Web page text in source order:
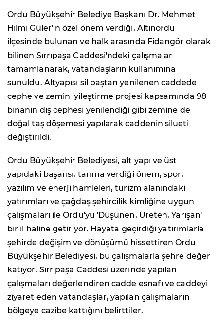
Ordu Büyükşehir Belediye Başkanı Dr. Mehmet
Hilmi Güler'in özel önem verdiği, Altınordu
ilçesinde bulunan ve halk arasında Fidangör olarak
bilinen Sırrıpaşa Caddesi'ndeki çalışmalar
tamamlanarak, vatandaşların kullanımına
sunuldu. Altyapısı sil baştan yenilenen caddede
cephe ve zemin iyileştirme projesi kapsamında 98
binanın dış cephesi yenilendiği gibi zemine de
doğal taş döşemesi yapılarak caddenin silueti
değiştirildi.
Ordu Büyükşehir Belediyesi, alt yapı ve üst
yapıdaki başarısı, tarıma verdiği önem, spor,
yazılım ve enerji hamleleri, turizm alanındaki
yatırımları ve çağdaş şehircilik kimliğine uygun
çalışmaları ile Ordu'yu 'Düşünen, Üreten, Yarışan'
bir il haline getiriyor. Hayata geçirdiği yatırımlarla
şehirde değişim ve dönüşümü hissettiren Ordu
Büyükşehir Belediyesi, bu çalışmalarla şehre değer
katıyor. Sırrıpaşa Caddesi üzerinde yapılan
çalışmaları değerlendiren cadde esnafı ve caddeyi
ziyaret eden vatandaşlar, yapılan çalışmaların
bölgeye cazibe kattığını belirttiler.